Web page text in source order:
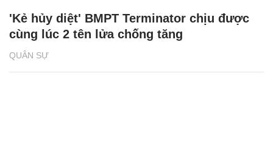
QUÂN SỰ
'Kẻ hủy diệt' BMPT Terminator chịu được
cùng lúc 2 tên lửa chống tăng